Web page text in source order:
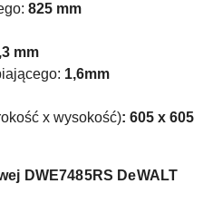
825 mm
mm
1,6mm
x wysokość): 605 x 605
DWE7485RS DeWALT